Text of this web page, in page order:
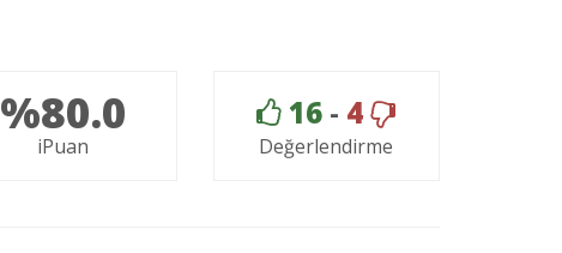
%80.0
iPuan
16 - 4
Değerlendirme